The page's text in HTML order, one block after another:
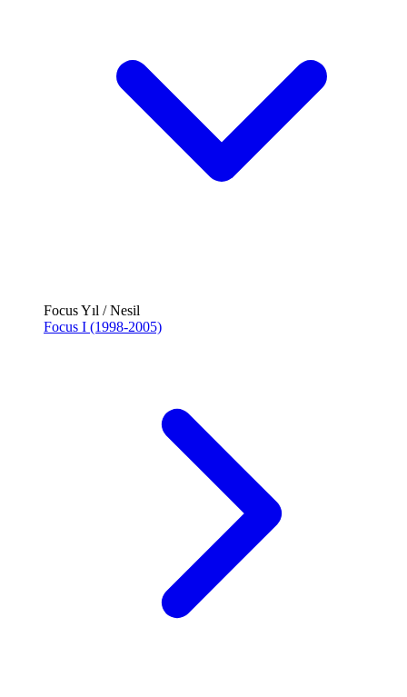
Focus Yıl / Nesil
Focus I (1998-2005)